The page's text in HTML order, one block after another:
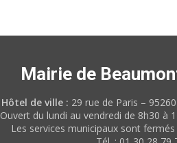
Mairie de
Hôtel de ville : 29 rue de Paris –
Ouvert du lundi au vendredi de 8h30 à
Les services municipaux sont